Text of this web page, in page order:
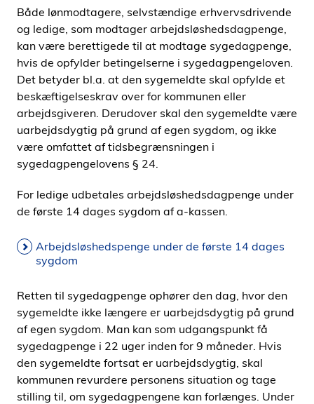
å
s
i
d
e
n
Både lønmodtagere, selvstændige erhvervsdrivende
og ledige, som modtager arbejdsløshedsdagpenge,
kan være berettigede til at modtage sygedagpenge,
hvis de opfylder betingelserne i sygedagpengeloven.
Det betyder bl.a. at den sygemeldte skal opfylde et
beskæftigelseskrav over for kommunen eller
arbejdsgiveren. Derudover skal den sygemeldte være
uarbejdsdygtig på grund af egen sygdom, og ikke
være omfattet af tidsbegrænsningen i
sygedagpengelovens § 24.
For ledige udbetales arbejdsløshedsdagpenge under
de første 14 dages sygdom af a-kassen.
Arbejdsløshedspenge under de første 14 dages
sygdom
Retten til sygedagpenge ophører den dag, hvor den
sygemeldte ikke længere er uarbejdsdygtig på grund
af egen sygdom. Man kan som udgangspunkt få
sygedagpenge i 22 uger inden for 9 måneder. Hvis
den sygemeldte fortsat er uarbejdsdygtig, skal
kommunen revurdere personens situation og tage
stilling til, om sygedagpengene kan forlænges. Under